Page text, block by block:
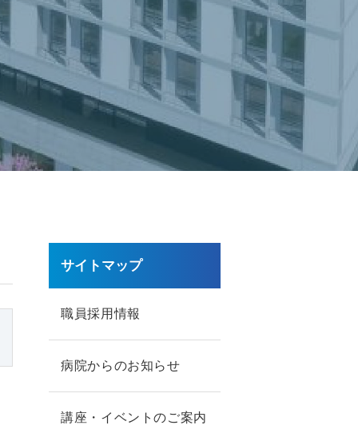
サイトマップ
職員採用情報
病院からのお知らせ
講座・イベントのご案内